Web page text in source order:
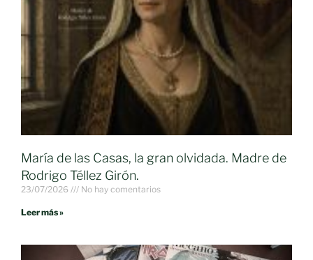
María de las Casas, la gran olvidada. Madre de
Rodrigo Téllez Girón.
23/07/2026 No hay comentarios
Leer más »